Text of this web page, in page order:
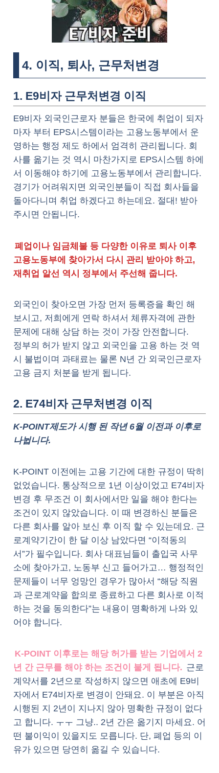
4. 이직, 퇴사, 근무처변경
1. E9비자 근무처변경 이직
E9비자 외국인근로자 분들은 한국에 취업이 되자
마자 부터 EPS시스템이라는 고용노동부에서 운
영하는 행정 제도 하에서 엄격히 관리됩니다. 회
사를 옮기는 것 역시 마찬가지로 EPS시스템 하에
서 이동해야 하기에 고용노동부에서 관리합니다.
경기가 어려워지면 외국인분들이 직접 회사들을
돌아다니며 취업 하겠다고 하는데요. 절대! 받아
주시면 안됩니다.
폐업이나 임금체불 등 다양한 이유로 퇴사 이후
고용노동부에 찾아가서 다시 관리 받아야 하고,
재취업 알선 역시 정부에서 주선해 줍니다.
외국인이 찾아오면 가장 먼저 등록증을 확인 해
보시고, 저희에게 연락 하셔서 체류자격에 관한
문제에 대해 상담 하는 것이 가장 안전합니다.
정부의 허가 받지 않고 외국인을 고용 하는 것 역
시 불법이며 과태료는 물론 N년 간 외국인근로자
고용 금지 처분을 받게 됩니다.
2. E74비자 근무처변경 이직
K-POINT제도가 시행 된 작년 6월 이전과 이후로
나뉩니다.
K-POINT 이전에는 고용 기간에 대한 규정이 딱히
없었습니다. 통상적으로 1년 이상이었고 E74비자
변경 후 무조건 이 회사에서만 일을 해야 한다는
조건이 있지 않았습니다. 이 때 변경하신 분들은
다른 회사를 알아 보신 후 이직 할 수 있는데요. 근
로계약기간이 한 달 이상 남았다면 “이적동의
서”가 필수입니다. 회사 대표님들이 출입국 사무
소에 찾아가고, 노동부 신고 들어가고… 행정적인
문제들이 너무 엉망인 경우가 많아서 “해당 직원
과 근로계약을 합의로 종료하고 다른 회사로 이적
하는 것을 동의한다”는 내용이 명확하게 나와 있
어야 합니다.
K-POINT 이후로는 해당 허가를 받는 기업에서 2
년 간 근무를 해야 하는 조건이 붙게 됩니다. 근로
계약서를 2년으로 작성하지 않으면 애초에 E9비
자에서 E74비자로 변경이 안돼요. 이 부분은 아직
시행된 지 2년이 지나지 않아 명확한 규정이 없다
고 합니다. ㅜㅜ 그냥.. 2년 간은 옮기지 마세요. 어
떤 불이익이 있을지도 모릅니다. 단, 폐업 등의 이
유가 있으면 당연히 옮길 수 있습니다.